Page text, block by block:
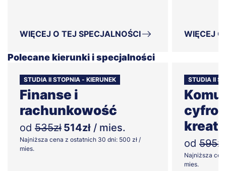
WIĘCEJ O TEJ SPECJALNOŚCI WIĘCEJ
Polecane kierunki i specjalności
STUDIA II STOPNIA - KIERUNEK
Finanse i
rachunkowość
od 535zł 514zł / mies.
Najniższa cena z ostatnich 30 dni: 500 zł /
mies.
STUDIA II
od 595zł
Najniższa
mies.